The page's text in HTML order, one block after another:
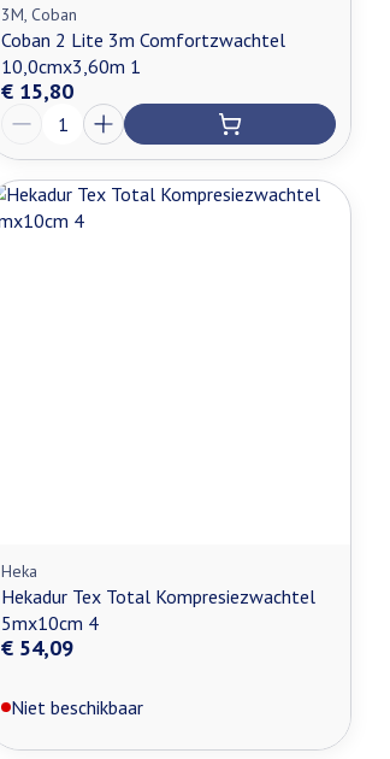
3M, Coban
Coban 2 Lite 3m Comfortzwachtel
10,0cmx3,60m 1
€ 15,80
Aantal
Heka
Hekadur Tex Total Kompresiezwachtel
5mx10cm 4
€ 54,09
Niet beschikbaar